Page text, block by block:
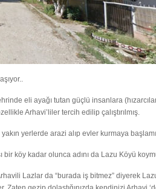
eli ayağı tutan güçlü insanlara
Arhavi’liler tercih edilip çalıştırılmış.
yerlerde arazi alıp evler kurmaya
köy kadar olunca adını da Lazu Köyü
Lazlar da “burada iş bitmez” diyerek